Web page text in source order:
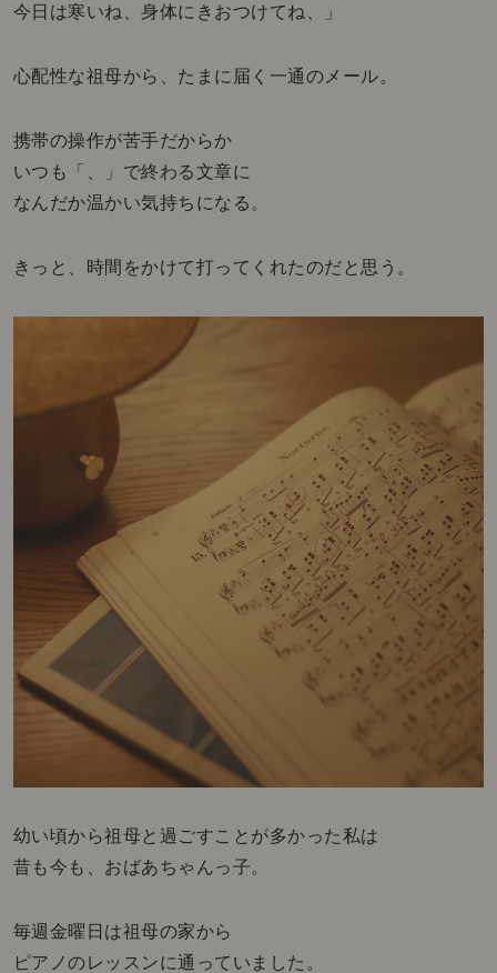
今日は寒いね、身体にきおつけてね、」
心配性な祖母から、たまに届く一通のメール。
携帯の操作が苦手だからか
いつも「、」で終わる文章に
なんだか温かい気持ちになる。
きっと、時間をかけて打ってくれたのだと思う。
幼い頃から祖母と過ごすことが多かった私は
昔も今も、おばあちゃんっ子。
毎週金曜日は祖母の家から
ピアノのレッスンに通っていました。